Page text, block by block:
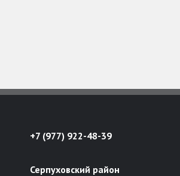
+7 (977) 922-48-39
Серпуховский район